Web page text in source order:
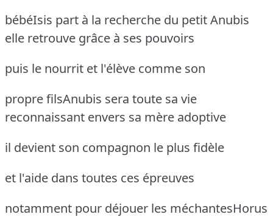
bébéIsis part à la recherche du petit Anubis
elle retrouve grâce à ses pouvoirs
puis le nourrit et l'élève comme son
propre filsAnubis sera toute sa vie
reconnaissant envers sa mère adoptive
il devient son compagnon le plus fidèle
et l'aide dans toutes ces épreuves
notamment pour déjouer les méchantesHorus